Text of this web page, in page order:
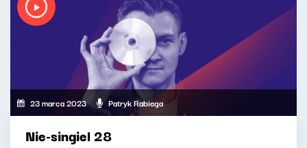
23 marca 2023 Patryk Rabiega
Nie-singiel 28